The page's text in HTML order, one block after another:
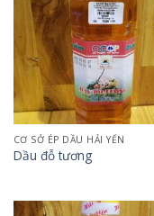
CƠ SỞ ÉP DẦU HẢI YẾN
Dầu đỗ tương